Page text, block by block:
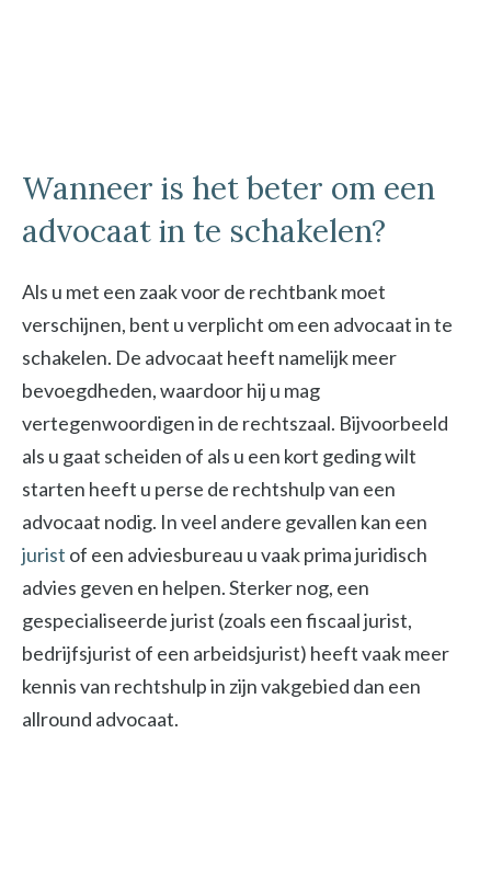
Wanneer is het beter om een
advocaat in te schakelen?
Als u met een zaak voor de rechtbank moet
verschijnen, bent u verplicht om een advocaat in te
schakelen. De advocaat heeft namelijk meer
bevoegdheden, waardoor hij u mag
vertegenwoordigen in de rechtszaal. Bijvoorbeeld
als u gaat scheiden of als u een kort geding wilt
starten heeft u perse de rechtshulp van een
advocaat nodig. In veel andere gevallen kan een
jurist of een adviesbureau u vaak prima juridisch
advies geven en helpen. Sterker nog, een
gespecialiseerde jurist (zoals een fiscaal jurist,
bedrijfsjurist of een arbeidsjurist) heeft vaak meer
kennis van rechtshulp in zijn vakgebied dan een
allround advocaat.